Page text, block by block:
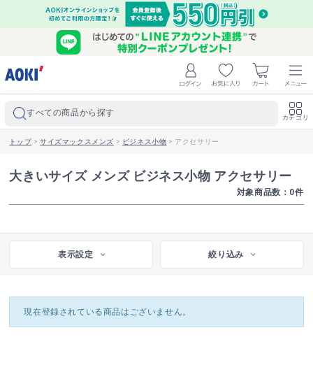
すべての商品から探す カテゴリ
トップ>サイズマックスメンズ > ビジネス小物 > アクセサリー
大きいサイズ メンズ ビジネス小物 アクセサリー
対象商品数： 0件
表示設定 絞り込み
現在登録されている商品はございません。